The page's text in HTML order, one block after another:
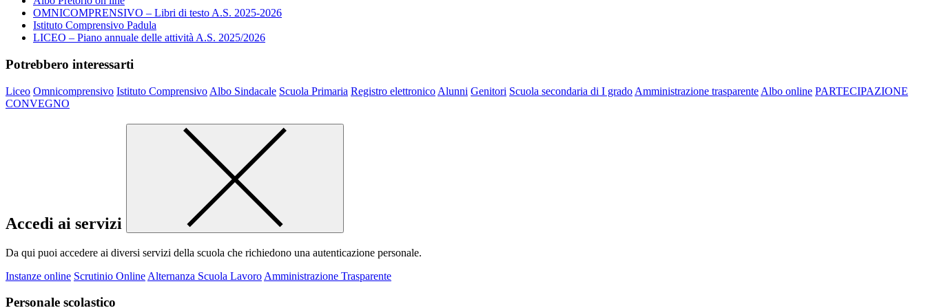
OMNICOMPRENSIVO – Libri di testo A.S. 2025-2026
Istituto Comprensivo Padula
LICEO – Piano annuale delle attività A.S. 2025/2026
Potrebbero interessarti
Liceo Omnicomprensivo Istituto Comprensivo Albo Sindacale Scuola Primaria Registro elettronico Alunni Genitori Scuola secondaria di I grado Amministrazione trasparente Albo online PARTECIPAZIONE
CONVEGNO
Accedi ai servizi
Da qui puoi accedere ai diversi servizi della scuola che richiedono una autenticazione personale.
Instanze online Scrutinio Online Alternanza Scuola Lavoro Amministrazione Trasparente
Personale scolastico